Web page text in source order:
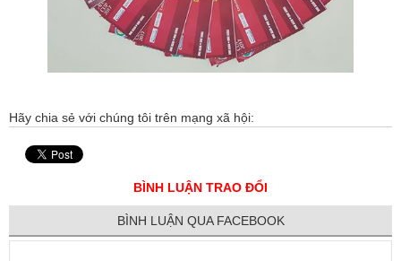
Hãy chia sẻ với chúng tôi trên mạng xã hội:
BÌNH LUẬN TRAO ĐỔI
BÌNH LUẬN QUA FACEBOOK